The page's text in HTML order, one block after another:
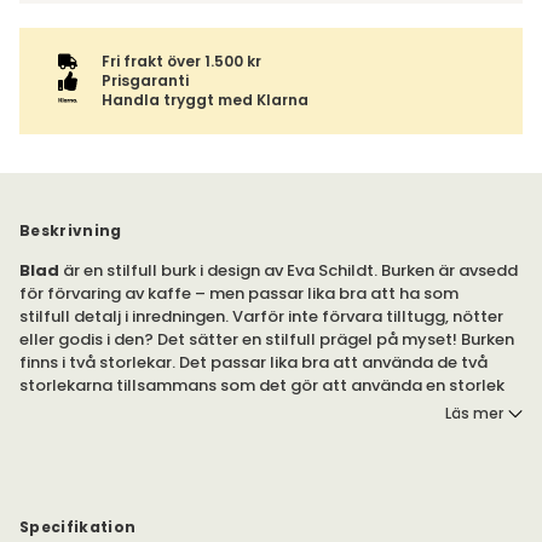
Fri frakt över 1.500 kr
Prisgaranti
Handla tryggt med Klarna
Beskrivning
Blad är en stilfull burk i design av Eva Schildt. Burken är avsedd
för förvaring av kaffe – men passar lika bra att ha som
stilfull detalj i inredningen. Varför inte förvara tilltugg, nötter
eller godis i den? Det sätter en stilfull prägel på myset! Burken
finns i två storlekar. Det passar lika bra att använda de två
storlekarna tillsammans som det gör att använda en storlek
lika bra i skafferiet, som i bokhyllan. Burken ingår i serien
Läs mer
Specifikation